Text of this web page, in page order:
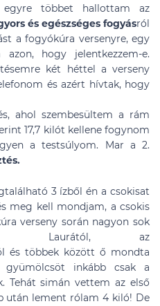
többet hallottam az
és egészséges fogyásról
a fogyókúra versenyre, egy
hogy jelentkezzem-e.
két héttel a verseny
és azért hívtak, hogy
ahol szembesültem a rám
17,7 kilót kellene fogynom
a testsúlyom. Mar a 2.
3 ízből én a csokisat
meg kell mondjam, a csokis
verseny során nagyon sok
Laurától, az
és többek között ő mondta
inkább csak a
Tehát simán vettem az első
után lement rólam 4 kiló! De